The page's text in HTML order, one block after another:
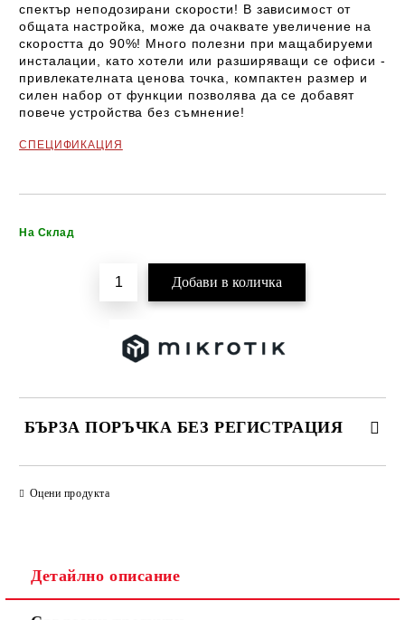
спектър неподозирани скорости! В зависимост от
общата настройка, може да очаквате увеличение на
скоростта до 90%! Много полезни при мащабируеми
инсталации, като хотели или разширяващи се офиси -
привлекателната ценова точка, компактен размер и
силен набор от функции позволява да се добавят
повече устройства без съмнение!
СПЕЦИФИКАЦИЯ
На Склад
БЪРЗА ПОРЪЧКА БЕЗ РЕГИСТРАЦИЯ
Ние ще се свържем с вас в рамките на работния ден.
Оцени продукта
Детайлно описание